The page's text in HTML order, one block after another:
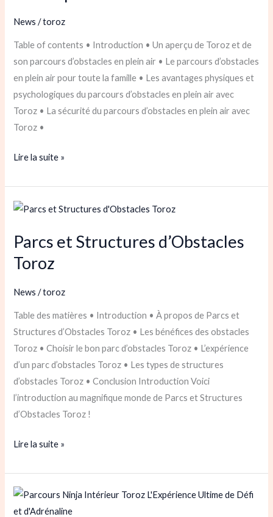
News /toroz
Table of contents • Introduction • Un aperçu de Toroz et de
son parcours d’obstacles en plein air • Le parcours d’obstacles
en plein air pour toute la famille • Les avantages physiques et
psychologiques du parcours d’obstacles en plein air avec
Toroz • La sécurité du parcours d’obstacles en plein air avec
Toroz •
Le
ultime
pour
toute
la
famille
Lire la suite »
Parcs et Structures d’Obstacles
Toroz
News /toroz
Table des matières • Introduction • À propos de Parcs et
Structures d’Obstacles Toroz • Les bénéfices des obstacles
Toroz • Choisir le bon parc d’obstacles Toroz • L’expérience
d’un parc d’obstacles Toroz • Les types de structures
d’obstacles Toroz • Conclusion Introduction Voici
l’introduction au magnifique monde de Parcs et Structures
d’Obstacles Toroz !
Parcs
Structures
d’Obstacles
Lire la suite »
Parcours
Ninja